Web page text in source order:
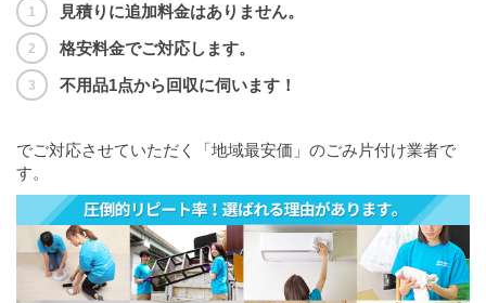
見積りに追加料金はありません。
格安料金でご対応します。
不用品1点から回収に伺います！
でご対応させていただく「地域最安価」のごみ片付け業者で
す。